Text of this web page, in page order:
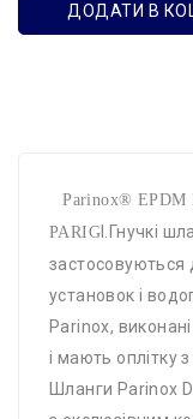
ДОДАТИ В
Parinox® EPDM
PARIG I.Гнучкі
застосовуються
установок і
Parinox,
і мають оплітку
Шланги Parinox